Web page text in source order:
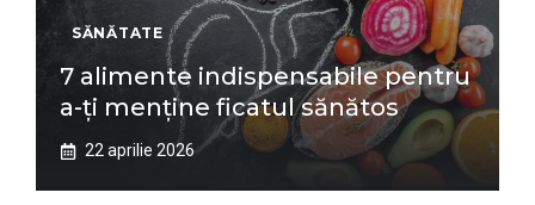
SĂNĂTATE
7 alimente indispensabile pentru
a-ți menține ficatul sănătos
22 aprilie 2026